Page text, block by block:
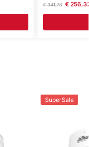
€341,76 €
SuperSale